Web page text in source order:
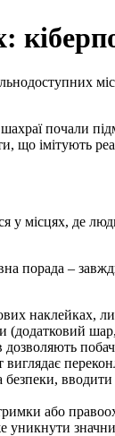
почали
що імітують
місцях, де
порада –
наклейках,
(додатковий
або